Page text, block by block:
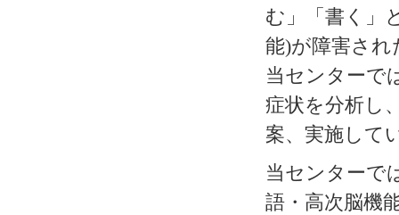
む」「書く」
能)が障害さ
当センターで
症状を分析し
案、実施して
当センターで
語・高次脳機